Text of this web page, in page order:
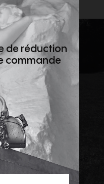
de réduction
commande